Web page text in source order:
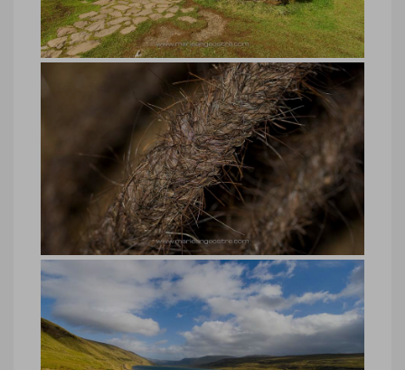
Islande, maison d’Erik Le Rouge ©
Marie-Ange Ostré
Islande, maison d’Erik Le Rouge © Marie-
Ange Ostré
Islande, intérieur maison Erik Le
Rouge © Marie-Ange Ostré